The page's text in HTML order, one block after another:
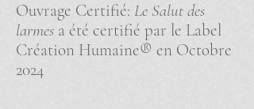
Ouvrage Certifié: Le Salut des
larmes a été certifié par le Label
Création Humaine® en Octobre
2024